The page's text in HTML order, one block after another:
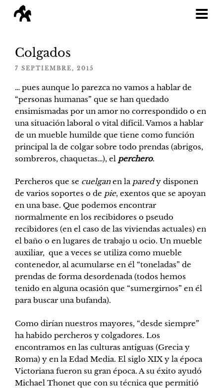
contenido
Colgados
PUBLICADO
7 SEPTIEMBRE, 2015
… pues aunque lo parezca no vamos a hablar de
“personas humanas” que se han quedado
ensimismadas por un amor no correspondido o en
una situación laboral o vital difícil. Vamos a hablar
de un mueble humilde que tiene como función
principal la de colgar sobre todo prendas (abrigos,
sombreros, chaquetas…), el perchero.
Percheros que se cuelganen la paredy disponen
de varios soportes o de pie, exentos que se apoyan
en una base. Que podemos encontrar
normalmente en los recibidores o pseudo
recibidores (en el caso de las viviendas actuales) en
el baño o en lugares de trabajo u ocio. Un mueble
auxiliar, que a veces se utiliza como mueble
contenedor, al acumularse en él “toneladas” de
prendas de forma desordenada (todos hemos
tenido en alguna ocasión que “sumergirnos” en él
para buscar una bufanda).
Como dirían nuestros mayores, “desde siempre”
ha habido percheros y colgadores. Los
encontramos en las culturas antiguas (Grecia y
Roma) y en la Edad Media. El siglo XIX y la época
Victoriana fueron su gran época. A su éxito ayudó
Michael Thonet que con su técnica que permitió